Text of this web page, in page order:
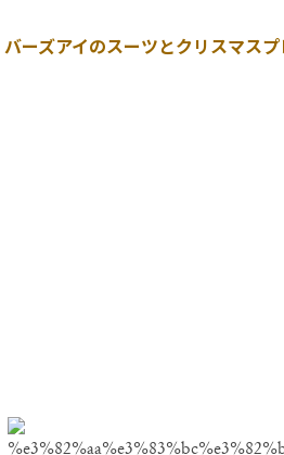
バーズアイのスーツとクリスマスプ